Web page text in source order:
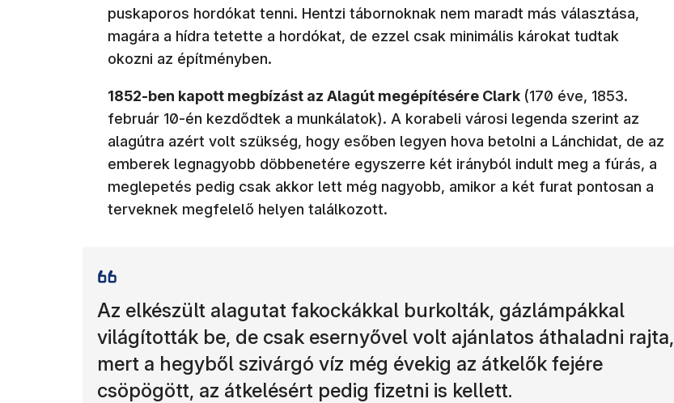
puskaporos hordókat tenni. Hentzi tábornoknak nem maradt más választása,
magára a hídra tetette a hordókat, de ezzel csak minimális károkat tudtak
okozni az építményben.
1852-ben kapott megbízást az Alagút megépítésére Clark (170 éve, 1853.
február 10-én kezdődtek a munkálatok). A korabeli városi legenda szerint az
alagútra azért volt szükség, hogy esőben legyen hova betolni a Lánchidat, de az
emberek legnagyobb döbbenetére egyszerre két irányból indult meg a fúrás, a
meglepetés pedig csak akkor lett még nagyobb, amikor a két furat pontosan a
terveknek megfelelő helyen találkozott.
Az elkészült alagutat fakockákkal burkolták, gázlámpákkal
világították be, de csak esernyővel volt ajánlatos áthaladni rajta,
mert a hegyből szivárgó víz még évekig az átkelők fejére
csöpögött, az átkelésért pedig fizetni is kellett.